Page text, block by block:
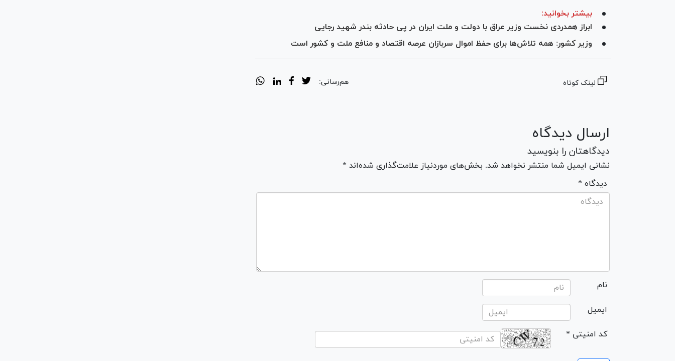
بیشتر بخوانید:
ابراز همدردی نخست وزیر عراق با دولت و ملت ایران در پی حادثه بندر شهید رجایی
وزیر کشور: همه تلاش‌ها برای حفظ اموال سربازان عرصه اقتصاد و منافع ملت و کشور است
لینک کوتاه هم‌رسانی:
ارسال دیدگاه
دیدگاهتان را بنویسید
نشانی ایمیل شما منتشر نخواهد شد. بخش‌های موردنیاز علامت‌گذاری شده‌اند *
* دیدگاه
نام
ایمیل
* کد امنیتی